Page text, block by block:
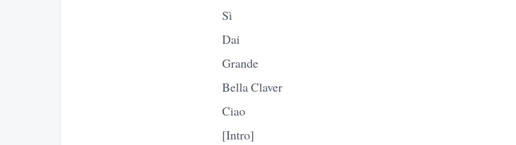
Sì
Dai
Grande
Bella Claver
Ciao
[Intro]